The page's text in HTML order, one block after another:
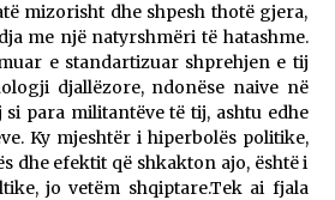
mizorisht dhe shpesh thotë gjera,
me një natyrshmëri të hatashme.
e standartizuar shprehjen e tij
djallëzore, ndonëse naive në
para militantëve të tij, ashtu edhe
Ky mjeshtër i hiperbolës politike,
dhe efektit që shkakton ajo, është i
jo vetëm shqiptare.Tek ai fjala